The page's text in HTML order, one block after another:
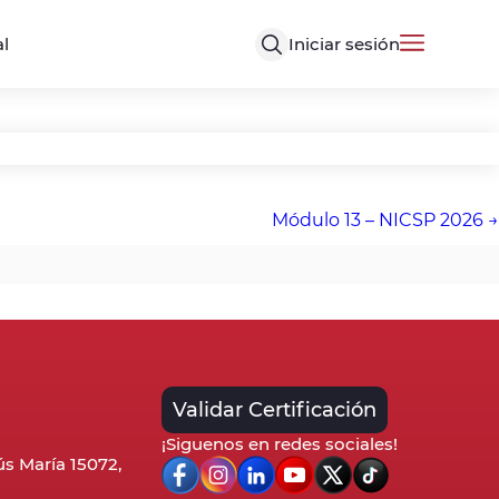
Iniciar sesión
Módulo 13 – NICSP 2026
María 15072,
Validar Certificación
¡Siguenos en redes sociales!